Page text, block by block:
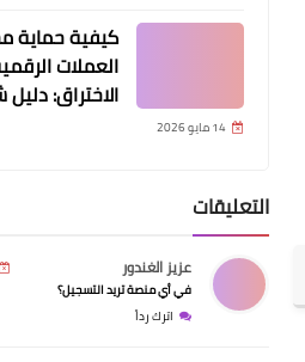
كيفية حماية
العملات
الاختراق: دليل
14 مايو 2026
التعليقات
عزيز الغندور
في أي منصة تريد التسجيل؟
اترك رداً